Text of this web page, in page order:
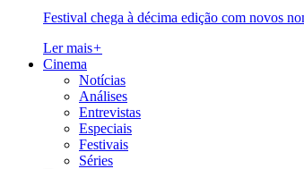
Festival chega à décima edição com novos
Ler mais+
Cinema
Notícias
Análises
Entrevistas
Especiais
Festivais
Séries